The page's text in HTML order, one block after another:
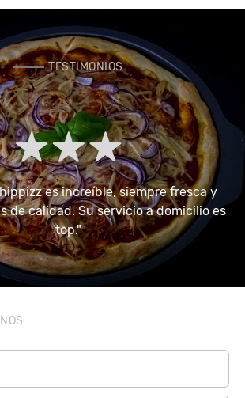
TESTIMONIOS
es increíble, siempre fresca y
de calidad. Su servicio a domicilio es
top."